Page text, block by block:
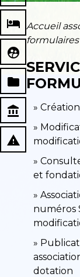
local_hotel
supervised_user_circle
folder
account_balance
report_problem
Accueil
formulaires
et
numéros
dotation